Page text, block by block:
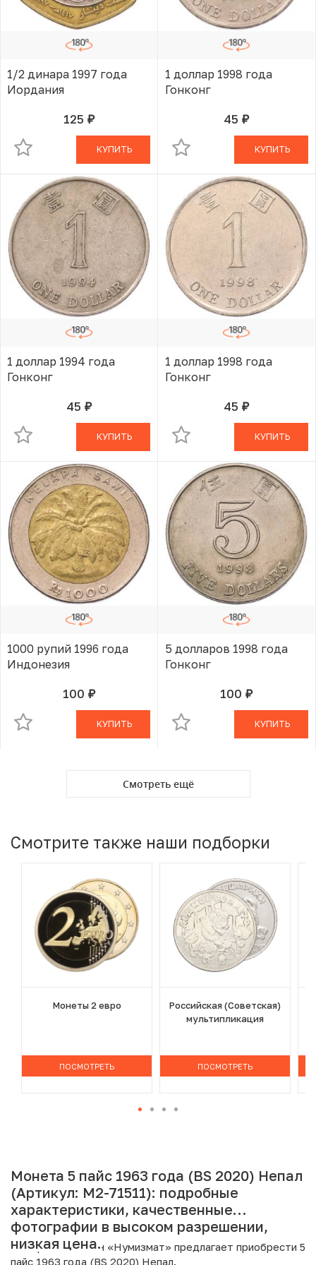
1/2 динара 1997 года
Иордания
125 руб.В КОРЗИНЕ
КУПИТЬ
1 доллар 1998 года
Гонконг
45 руб.В КОРЗИНЕ
КУПИТЬ
1 доллар 1994 года
Гонконг
45 руб.В КОРЗИНЕ
КУПИТЬ
1 доллар 1998 года
Гонконг
45 руб.В КОРЗИНЕ
КУПИТЬ
1000 рупий 1996 года
Индонезия
100 руб.В КОРЗИНЕ
КУПИТЬ
5 долларов 1998 года
Гонконг
100 руб.В КОРЗИНЕ
КУПИТЬ
Смотреть ещё
Смотрите также наши подборки
Монеты 2 евро
ПОСМОТРЕТЬ
Российская (Советская)
мультипликация
ПОСМОТРЕТЬ
Монета 5 пайс 1963 года (BS 2020) Непал
(Артикул: M2-71511): подробные
характеристики, качественные
фотографии в высоком разрешении,
низкая цена.
Интернет магазин «Нумизмат» предлагает приобрести 5
пайс 1963 года (BS 2020) Непал.